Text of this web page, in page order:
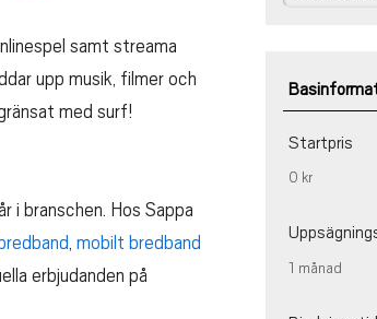
samt streama
upp musik, filmer och
med surf!
i branschen. Hos Sappa
, mobilt bredband
erbjudanden på
Startpris
0 kr
1 månad